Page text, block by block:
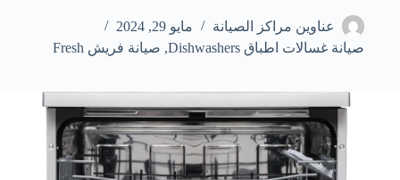
عناوين مراكز الصيانة
مايو 29, 2024
صيانة غسالات اطباق Dishwashers
, صيانة فريش Fresh